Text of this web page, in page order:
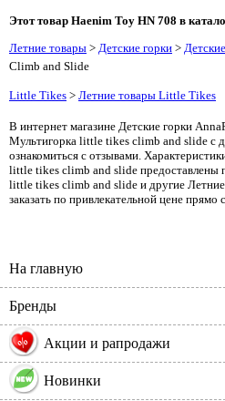
Этот товар Haenim Toy HN 708 в
Летние товары > Детские горки >
Climb and Slide
Little Tikes > Летние товары Little Tikes
В интернет магазине Детские горки
Мультигорка little tikes climb and slide с
ознакомиться с отзывами.
little tikes climb and slide предоставлены
little tikes climb and slide и другие
заказать по привлекательной цене прямо
На главную
Бренды
% Акции и рапродажи
Новинки